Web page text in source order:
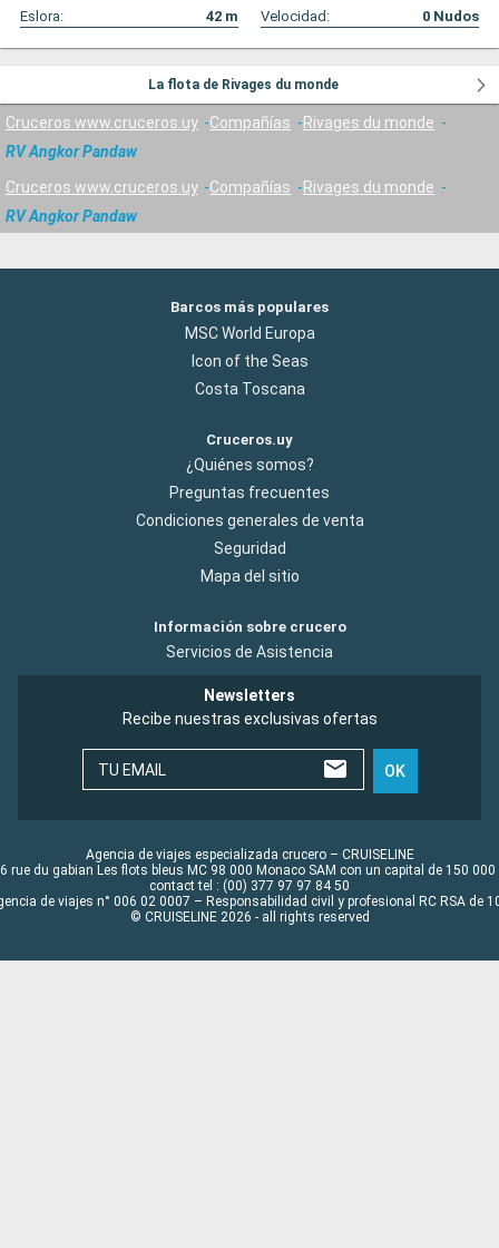
Eslora:
42 m Velocidad: 0 Nudos
La flota de Rivages du monde
Cruceros www.cruceros.uy Compañías
Rivages du monde
RV Angkor Pandaw
Cruceros www.cruceros.uy Compañías
Rivages du monde
RV Angkor Pandaw
Barcos más populares
MSC World Europa
Icon of the Seas
Costa Toscana
Cruceros.uy
¿Quiénes somos?
Preguntas frecuentes
Condiciones generales de venta
Seguridad
Mapa del sitio
Información sobre crucero
Servicios de Asistencia
Newsletters
Recibe nuestras exclusivas ofertas
TU EMAIL OK
Agencia de viajes especializada crucero – CRUISELINE
rue du gabian Les flots bleus MC 98 000 Monaco SAM con un capital de 150 000
contact tel : (00) 377 97 97 84 50
de viajes n° 006 02 0007 – Responsabilidad civil y profesional RC RSA de
© CRUISELINE 2026 - all rights reserved